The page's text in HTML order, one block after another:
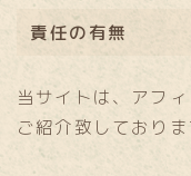
責任の有無
当サイトは、アフ
ご紹介致しておりま